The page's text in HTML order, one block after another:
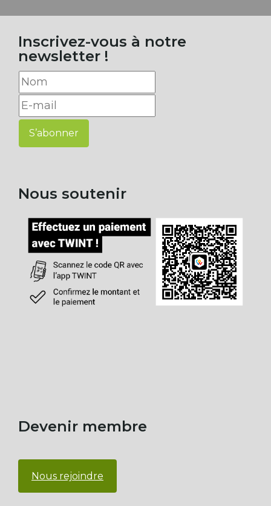
Inscrivez-vous à notre
newsletter !
S’abonner
Nous soutenir
Devenir membre
Nous rejoindre